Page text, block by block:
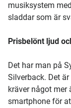
musiksystem
sladdar som är
Prisbelönt ljud
Det har man på
Silverback. Det
kräver något mer
smartphone för